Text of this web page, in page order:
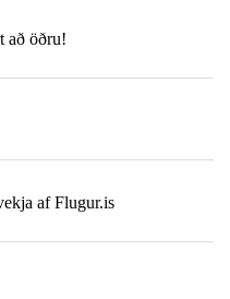
að öðru!
af Flugur.is